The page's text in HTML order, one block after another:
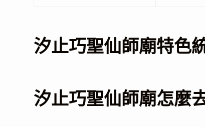
汐止巧聖仙師廟特色
汐止巧聖仙師廟怎麼